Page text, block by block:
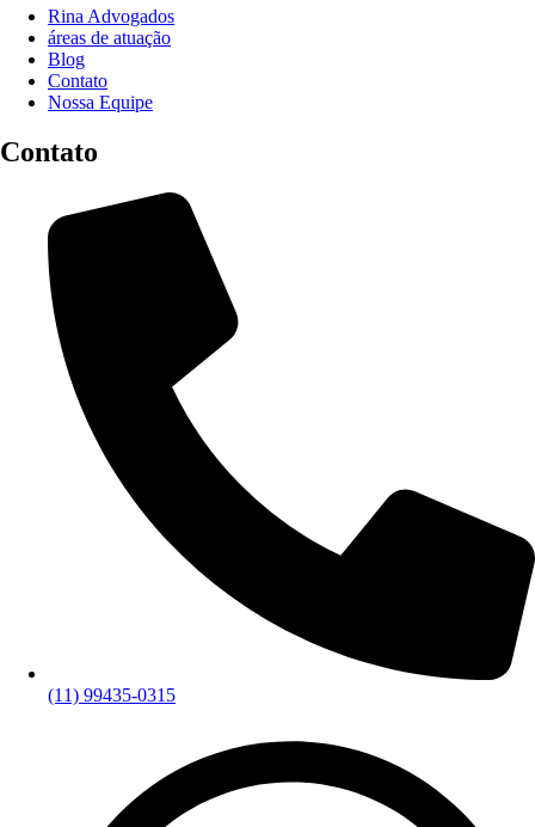
Rina Advogados
áreas de atuação
Blog
Contato
Nossa Equipe
Contato
(11) 99435-0315